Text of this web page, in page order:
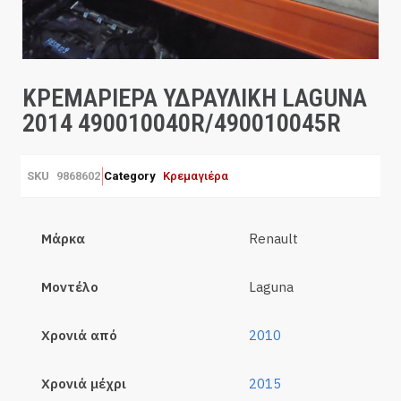
ΚΡΕΜΑΡΙΕΡΑ ΥΔΡΑΥΛΙΚΗ LAGUNA
2014 490010040R/490010045R
SKU 9868602 Category Κρεμαγιέρα
Μάρκα Renault
Μοντέλο Laguna
Χρονιά από 2010
Χρονιά μέχρι 2015